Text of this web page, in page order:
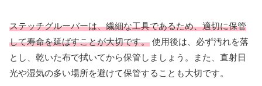
ステッチグルーバーは、繊細な工具であるため、適切に保管
して寿命を延ばすことが大切です。 使用後は、必ず汚れを落
とし、乾いた布で拭いてから保管しましょう。また、直射日
光や湿気の多い場所を避けて保管することも大切です。